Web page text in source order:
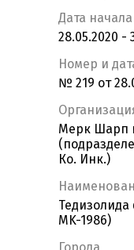
Дата
28.05.2020 -
Номер и
№ 219 от
Мерк Шарп
Ко. Инк.)
MK-1986)